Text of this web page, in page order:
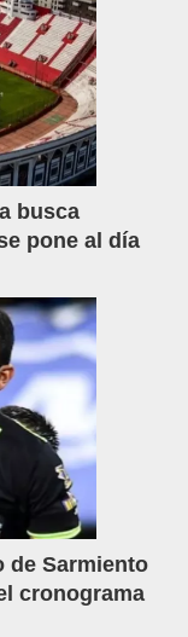
busca
pone al día
de Sarmiento
cronograma